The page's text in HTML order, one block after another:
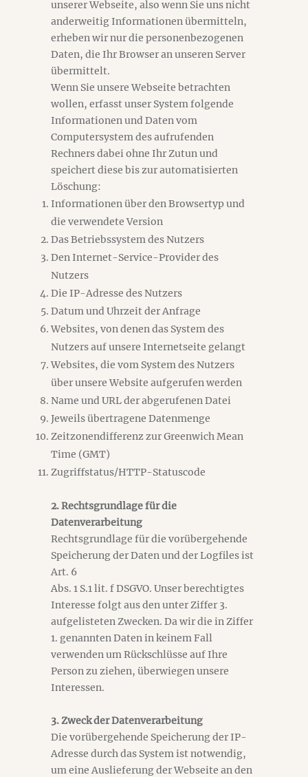
unserer Webseite, also wenn Sie uns nicht
anderweitig Informationen übermitteln,
erheben wir nur die personenbezogenen
Daten, die Ihr Browser an unseren Server
übermittelt.
Wenn Sie unsere Webseite betrachten
wollen, erfasst unser System folgende
Informationen und Daten vom
Computersystem des aufrufenden
Rechners dabei ohne Ihr Zutun und
speichert diese bis zur automatisierten
Löschung:
Informationen über den Browsertyp und
die verwendete Version
Das Betriebssystem des Nutzers
Den Internet-Service-Provider des
Nutzers
Die IP-Adresse des Nutzers
Datum und Uhrzeit der Anfrage
Websites, von denen das System des
Nutzers auf unsere Internetseite gelangt
Websites, die vom System des Nutzers
über unsere Website aufgerufen werden
Name und URL der abgerufenen Datei
Jeweils übertragene Datenmenge
Zeitzonendifferenz zur Greenwich Mean
Time (GMT)
Zugriffstatus/HTTP-Statuscode
2. Rechtsgrundlage für die
Datenverarbeitung
Rechtsgrundlage für die vorübergehende
Speicherung der Daten und der Logfiles ist
Art. 6
Abs. 1 S.1 lit. f DSGVO. Unser berechtigtes
Interesse folgt aus den unter Ziffer 3.
aufgelisteten Zwecken. Da wir die in Ziffer
1. genannten Daten in keinem Fall
verwenden um Rückschlüsse auf Ihre
Person zu ziehen, überwiegen unsere
Interessen.
3. Zweck der Datenverarbeitung
Die vorübergehende Speicherung der IP-
Adresse durch das System ist notwendig,
um eine Auslieferung der Webseite an den